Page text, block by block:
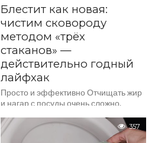
Блестит как новая:
чистим сковороду
методом «трёх
стаканов» —
действительно годный
лайфхак
Просто и эффективно Отчищать жир
и нагар с посуды очень сложно.
самые топовые средства. Автор
канала «1001 ИДЕЯ ДЛЯ ДОМА»
357